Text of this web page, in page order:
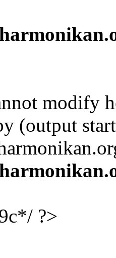
modify
(output
?>